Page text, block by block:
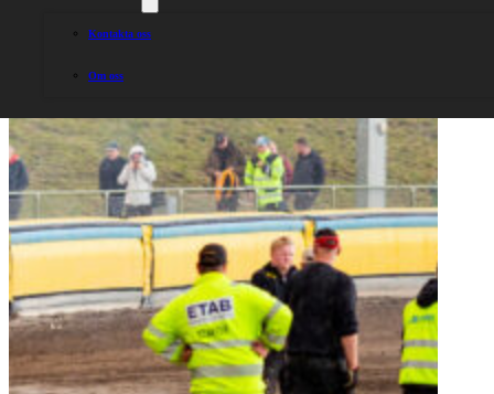
Kontakta oss
Om oss